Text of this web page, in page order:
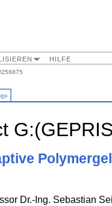
HILFE
Dr.-Ing. Sebastian